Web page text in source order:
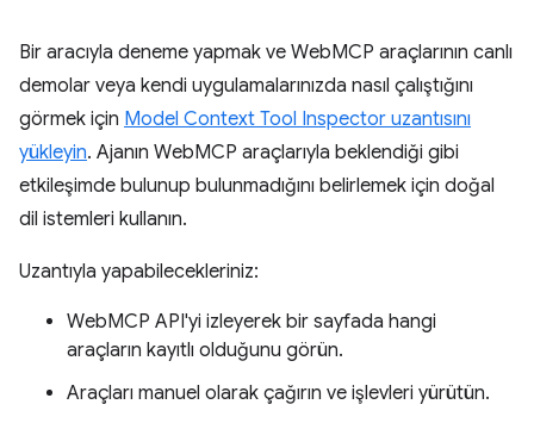
Bir aracıyla deneme yapmak ve WebMCP araçlarının canlı
demolar veya kendi uygulamalarınızda nasıl çalıştığını
görmek için Model Context Tool Inspector uzantısını
yükleyin. Ajanın WebMCP araçlarıyla beklendiği gibi
etkileşimde bulunup bulunmadığını belirlemek için doğal
dil istemleri kullanın.
Uzantıyla yapabilecekleriniz:
WebMCP API'yi izleyerek bir sayfada hangi
araçların kayıtlı olduğunu görün.
Araçları manuel olarak çağırın ve işlevleri yürütün.